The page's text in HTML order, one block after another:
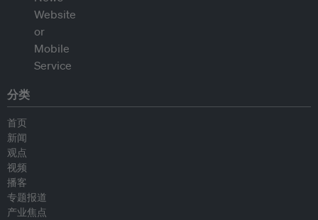
分类
首页
新闻
观点
视频
播客
专题报道
产业焦点